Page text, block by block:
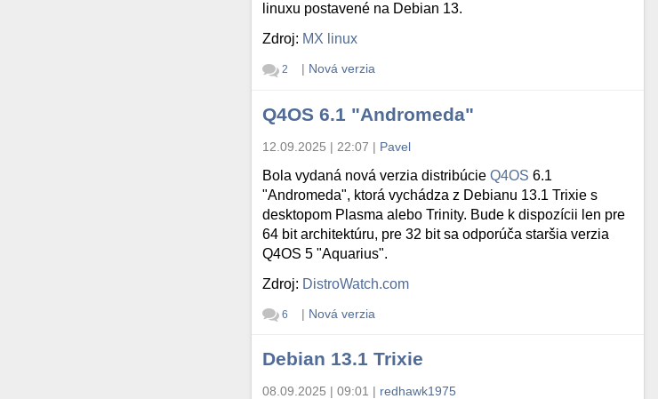
linuxu postavené na Debian 13.
Zdroj: MX linux
2 | Nová verzia
Q4OS 6.1 "Andromeda"
12.09.2025 | 22:07 | Pavel
Bola vydaná nová verzia distribúcieQ4OS 6.1
"Andromeda", ktorá vychádza z Debianu 13.1 Trixie s
desktopom Plasma alebo Trinity. Bude k dispozícii len pre
64 bit architektúru, pre 32 bit sa odporúča staršia verzia
Q4OS 5 "Aquarius".
Zdroj: DistroWatch.com
6 | Nová verzia
Debian 13.1 Trixie
08.09.2025 | 09:01 | redhawk1975